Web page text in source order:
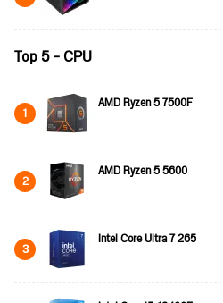
Top 5 - CPU
1 AMD Ryzen 5 7500F
2 AMD Ryzen 5 5600
3 Intel Core Ultra 7 265